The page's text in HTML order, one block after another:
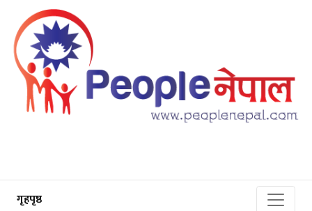
गृहपृष्ठ